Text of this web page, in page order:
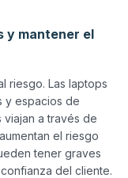
y mantener el
riesgo. Las laptops
y espacios de
a través de
el riesgo
tener graves
del cliente.